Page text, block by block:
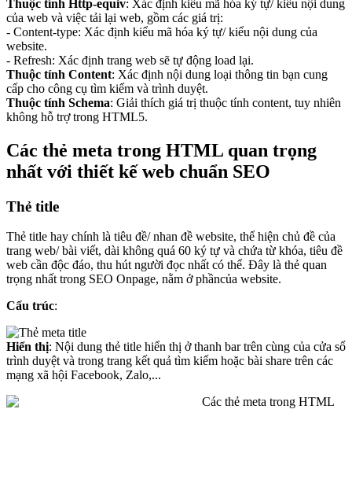
Thuộc tính Http-equiv: Xác định kiểu mã hóa ký tự/ kiểu nội dung
của web và việc tải lại web, gồm các giá trị:
- Content-type: Xác định kiểu mã hóa ký tự/ kiểu nội dung của
website.
- Refresh: Xác định trang web sẽ tự động load lại.
Thuộc tính Content: Xác định nội dung loại thông tin bạn cung
cấp cho công cụ tìm kiếm và trình duyệt.
Thuộc tính Schema: Giải thích giá trị thuộc tính content, tuy nhiên
không hỗ trợ trong HTML5.
Các thẻ meta trong HTML quan trọng
nhất với thiết kế web chuẩn SEO
Thẻ title
Thẻ title hay chính là tiêu đề/ nhan đề website, thể hiện chủ đề của
trang web/ bài viết, dài không quá 60 ký tự và chứa từ khóa, tiêu đề
web cần độc đáo, thu hút người đọc nhất có thể. Đây là thẻ quan
trọng nhất trong SEO Onpage, nằm ở phầncủa website.
Cấu trúc:
Hiển thị: Nội dung thẻ title hiển thị ở thanh bar trên cùng của cửa sổ
trình duyệt và trong trang kết quả tìm kiếm hoặc bài share trên các
mạng xã hội Facebook, Zalo,...